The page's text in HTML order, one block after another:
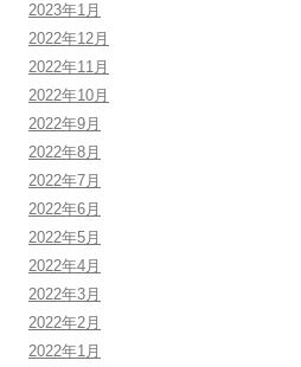
2023年1月
2022年12月
2022年11月
2022年10月
2022年9月
2022年8月
2022年7月
2022年6月
2022年5月
2022年4月
2022年3月
2022年2月
2022年1月